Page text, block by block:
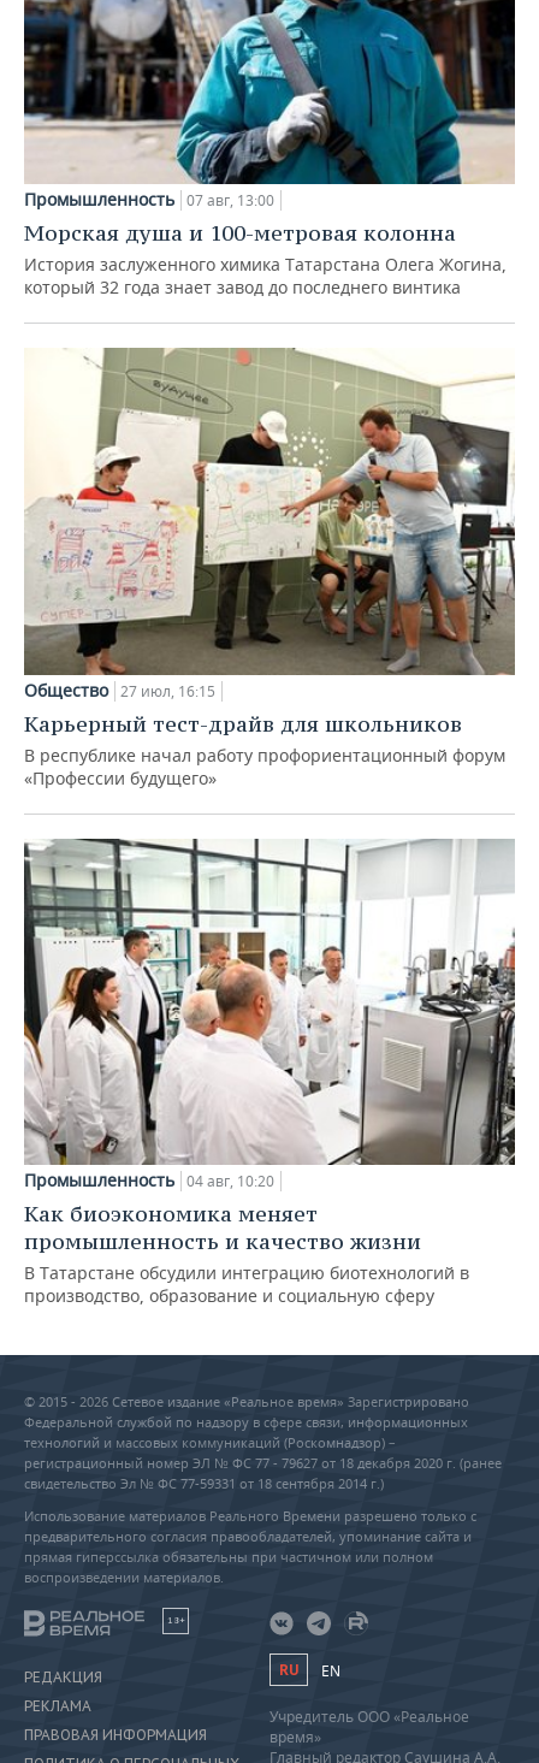
Промышленность 07 авг, 13:00
Морская душа и 100-метровая колонна
История заслуженного химика Татарстана Олега Жогина,
который 32 года знает завод до последнего винтика
Общество 27 июл, 16:15
Карьерный тест-драйв для школьников
В республике начал работу профориентационный форум
«Профессии будущего»
Промышленность 04 авг, 10:20
Как биоэкономика меняет
промышленность и качество жизни
В Татарстане обсудили интеграцию биотехнологий в
производство, образование и социальную сферу
© 2015 - 2026 Сетевое издание «Реальное время» Зарегистрировано
Федеральной службой по надзору в сфере связи, информационных
технологий и массовых коммуникаций (Роскомнадзор) –
регистрационный номер ЭЛ № ФС 77 - 79627 от 18 декабря 2020 г. (ранее
свидетельство Эл № ФС 77-59331 от 18 сентября 2014 г.)
Использование материалов Реального Времени разрешено только с
предварительного согласия правообладателей, упоминание сайта и
прямая гиперссылка обязательны при частичном или полном
воспроизведении материалов.
18+
РЕДАКЦИЯ
РЕКЛАМА
ПРАВОВАЯ ИНФОРМАЦИЯ
RU EN
Учредитель ООО «Реальное
время»
Главный редактор Саушина А.А.